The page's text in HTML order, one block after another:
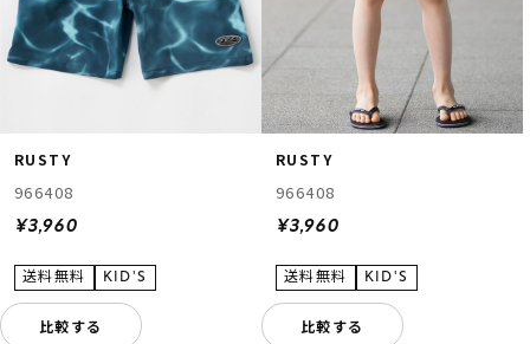
RUSTY
966408
¥3,960
比較する
RUSTY
966408
¥3,960
比較する